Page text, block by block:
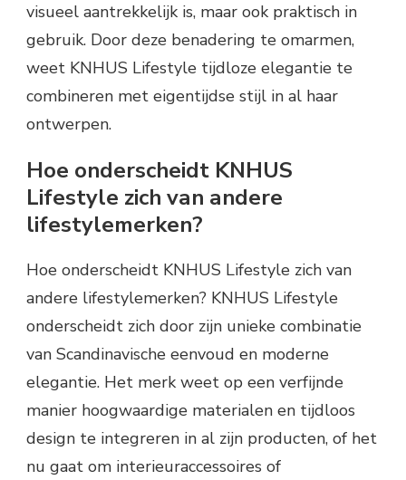
visueel aantrekkelijk is, maar ook praktisch in
gebruik. Door deze benadering te omarmen,
weet KNHUS Lifestyle tijdloze elegantie te
combineren met eigentijdse stijl in al haar
ontwerpen.
Hoe onderscheidt KNHUS
Lifestyle zich van andere
lifestylemerken?
Hoe onderscheidt KNHUS Lifestyle zich van
andere lifestylemerken? KNHUS Lifestyle
onderscheidt zich door zijn unieke combinatie
van Scandinavische eenvoud en moderne
elegantie. Het merk weet op een verfijnde
manier hoogwaardige materialen en tijdloos
design te integreren in al zijn producten, of het
nu gaat om interieuraccessoires of